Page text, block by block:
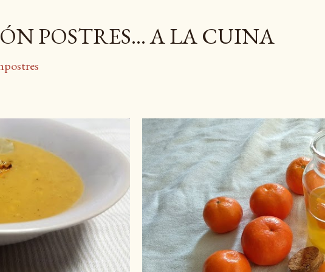
POSTRES... A LA CUINA